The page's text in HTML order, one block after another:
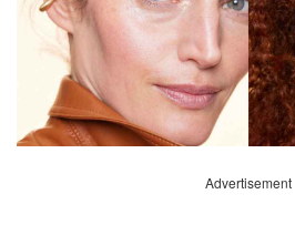
Advertisement